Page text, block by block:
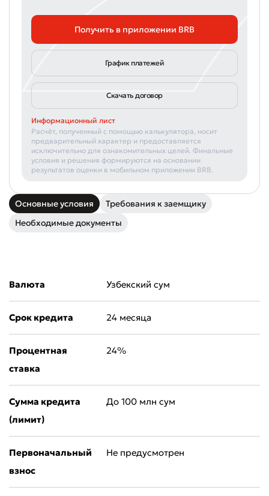
Оцените качество обслуживания
Оставить обращение
Получить в приложении BRB
График платежей
Скачать договор
Информационный лист
Расчёт, полученный с помощью калькулятора, носит
предварительный характер и предоставляется
исключительно для ознакомительных целей. Финальные
условия и решения формируются на основании
результатов оценки в мобильном приложении BRB.
Основные условия
Требования к заемщику
Необходимые документы
Валюта Узбекский сум
Срок кредита 24 месяца
Процентная
ставка
24%
Сумма кредита
(лимит)
До 100 млн сум
Первоначальный
взнос
Не предусмотрен